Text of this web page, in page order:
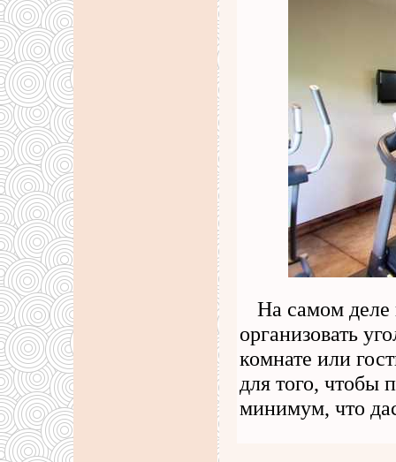
На самом деле
организовать
комнате или
для того, чтобы
минимум, что